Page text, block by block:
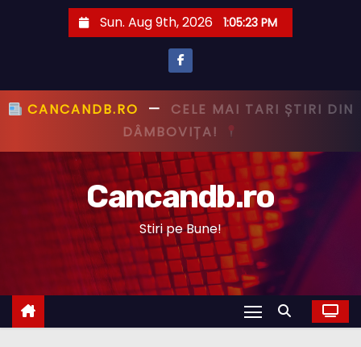
Sun. Aug 9th, 2026 1:05:24 PM
CANCANDB.RO— PRIMUL CU ȘTIREA,
PRIMUL CU ADEVĂRUL!
Cancandb.ro
Stiri pe Bune!